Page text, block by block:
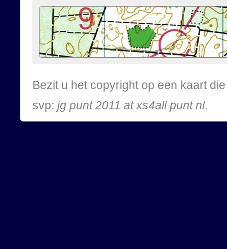
Bezit u het copyright op een kaart
svp: jg punt 2011 at xs4all punt nl.